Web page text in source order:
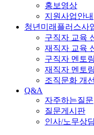
홍보영상
지원사업안내
청년미래플러스사
구직자 교육
재직자 교육
구직자 멘토
재직자 멘토
조직문화 개
Q&A
자주하는질문
질문게시판
인사/노무상